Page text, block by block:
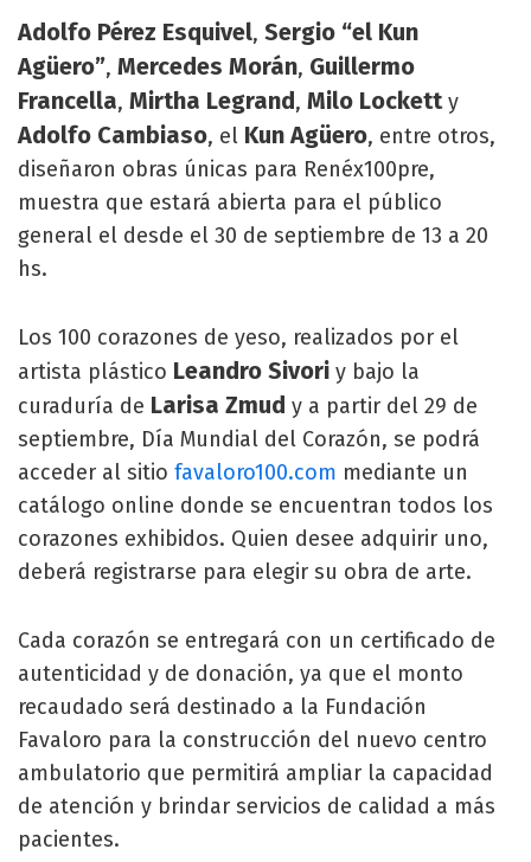
Adolfo Pérez Esquivel, Sergio “el Kun
Agüero”, Mercedes Morán, Guillermo
Francella, Mirtha Legrand, Milo Locketty
Adolfo Cambiaso, el Kun Agüero, entre otros,
diseñaron obras únicas para Renéx100pre,
muestra que estará abierta para el público
general el desde el 30 de septiembre de 13 a 20
hs.
Los 100 corazones de yeso, realizados por el
artista plástico Leandro Sivori y bajo la
curaduría de Larisa Zmud y a partir del 29 de
septiembre, Día Mundial del Corazón, se podrá
acceder al sitio favaloro100.com mediante un
catálogo online donde se encuentran todos los
corazones exhibidos. Quien desee adquirir uno,
deberá registrarse para elegir su obra de arte.
Cada corazón se entregará con un certificado de
autenticidad y de donación, ya que el monto
recaudado será destinado a la Fundación
Favaloro para la construcción del nuevo centro
ambulatorio que permitirá ampliar la capacidad
de atención y brindar servicios de calidad a más
pacientes.